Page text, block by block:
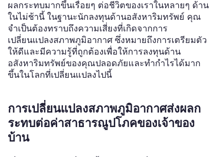
ผลกระทบมากขึ้นเรื่อยๆ ต่อชีวิตของเราในหลายๆ ด้าน
ในไม่ช้านี้ ในฐานะนักลงทุนด้านอสังหาริมทรัพย์ คุณ
จำเป็นต้องทราบถึงความเสี่ยงที่เกิดจากการ
เปลี่ยนแปลงสภาพภูมิอากาศ ซึ่งหมายถึงการเตรียมตัว
ให้ดีและมีความรู้ที่ถูกต้องเพื่อให้การลงทุนด้าน
อสังหาริมทรัพย์ของคุณปลอดภัยและทำกำไรได้มาก
ขึ้นในโลกที่เปลี่ยนแปลงไปนี้
การเปลี่ยนแปลงสภาพภูมิอากาศส่งผลก
ระทบต่อค่าสาธารณูปโภคของเจ้าของ
บ้าน